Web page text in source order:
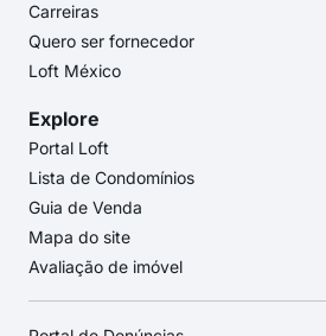
Carreiras
Quero ser fornecedor
Loft México
Explore
Portal Loft
Lista de Condomínios
Guia de Venda
Mapa do site
Avaliação de imóvel